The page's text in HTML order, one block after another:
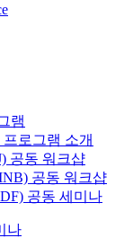
램
로그램 소개
공동 워크샵
공동 워크샵
공동 세미나
나